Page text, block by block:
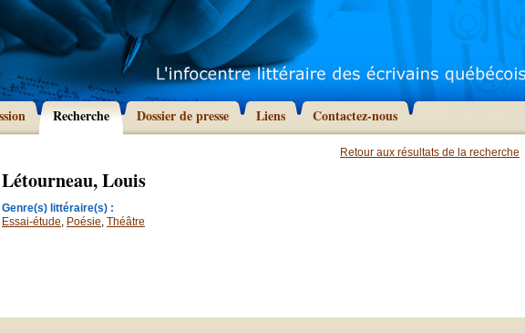
Recherche Dossier de presse Liens Contactez-nous
Retour aux résultats de la recherche
Létourneau, Louis
Genre(s) littéraire(s) :
Essai-étude, Poésie, Théâtre